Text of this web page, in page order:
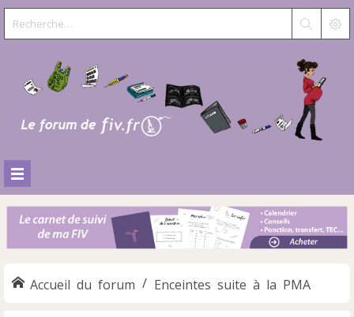
Accueil du forum Enceintes suite à la PMA